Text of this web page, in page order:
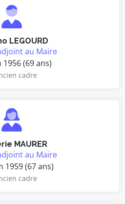
LEGOURD
au Maire
1956 (69 ans)
cadre
MAURER
au Maire
1959 (67 ans)
cadre